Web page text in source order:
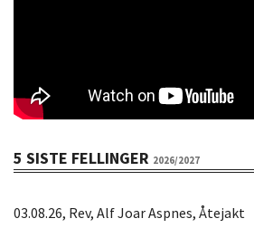
5 SISTE FELLINGER 2026/2027
03.08.26, Rev, Alf Joar Aspnes, Åtejakt